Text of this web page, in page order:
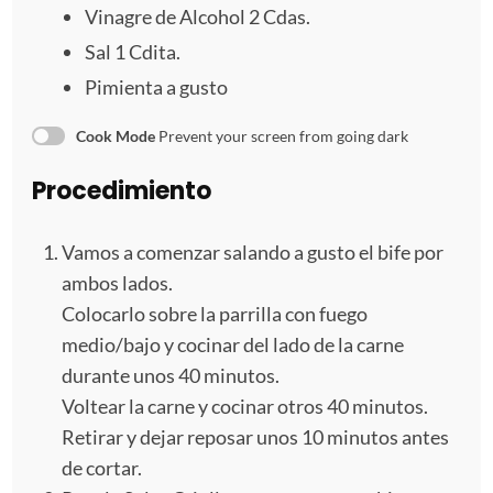
Vinagre de Alcohol 2 Cdas.
Sal 1Cdita.
Pimienta a gusto
Cook Mode Prevent your screen from going dark
Procedimiento
Vamos a comenzar salando a gusto el bife por
ambos lados.
Colocarlo sobre la parrilla con fuego
medio/bajo y cocinar del lado de la carne
durante unos 40 minutos.
Voltear la carne y cocinar otros 40 minutos.
Retirar y dejar reposar unos 10 minutos antes
de cortar.